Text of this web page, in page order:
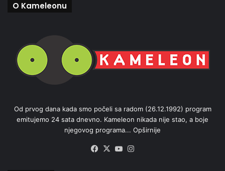
O Kameleonu
Od prvog dana kada smo počeli sa radom (26.12.1992) program
emitujemo 24 sata dnevno. Kameleon nikada nije stao, a boje
njegovog programa... Opširnije
Facebook
X YouTube